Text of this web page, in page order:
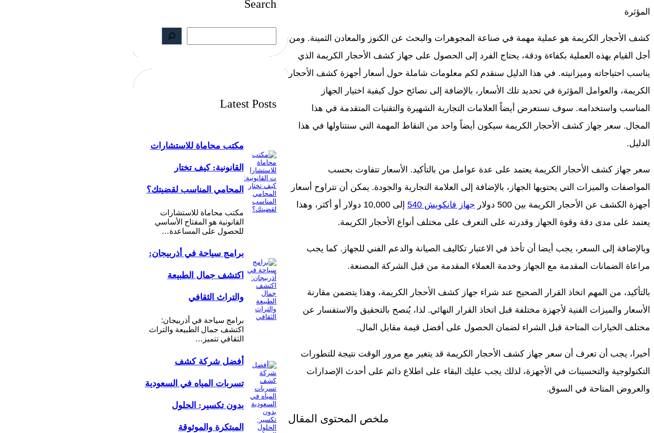
المؤثرة
كشف الأحجار الكريمة هو عملية مهمة في صناعة المجوهرات والبحث عن الكنوز والمعادن الثمينة. ومن
أجل القيام بهذه العملية بكفاءة ودقة، يحتاج الفرد إلى الحصول على جهاز كشف الأحجار الكريمة الذي
يناسب احتياجاته وميزانيته. في هذا الدليل سنقدم لكم معلومات شاملة حول أسعار أجهزة كشف الأحجار
الكريمة، والعوامل المؤثرة في تحديد تلك الأسعار، بالإضافة إلى نصائح حول كيفية اختيار الجهاز
المناسب واستخدامه. سوف نستعرض أيضاً العلامات التجارية الشهيرة والتقنيات المتقدمة في هذا
المجال. سعر جهاز كشف الأحجار الكريمة سيكون أيضاً واحد من النقاط المهمة التي سنتناولها في هذا
الدليل.
سعر جهاز كشف الأحجار الكريمة يعتمد على عدة عوامل من بالتأكيد. الأسعار تتفاوت بحسب
المواصفات والميزات التي يحتويها الجهاز، بالإضافة إلى العلامة التجارية والجودة. يمكن أن تتراوح أسعار
أجهزة الكشف عن الأحجار الكريمة بين 500 دولار
جهاز فانكويش 540
إلى 10,000 دولار أو أكثر، وهذا
يعتمد على مدى دقة وقوة الجهاز وقدرته على التعرف على مختلف أنواع الأحجار الكريمة.
وبالإضافة إلى السعر، يجب أيضا أن تأخذ في الاعتبار تكاليف الصيانة والدعم الفني للجهاز. كما يجب
مراعاة الضمانات المقدمة مع الجهاز وخدمة العملاء المقدمة من قبل الشركة المصنعة.
بالتأكيد، من المهم اتخاذ القرار الصحيح عند شراء جهاز كشف الأحجار الكريمة، وهذا يتضمن مقارنة
الأسعار والميزات الفنية لأجهزة مختلفة قبل اتخاذ القرار النهائي. لذا، يُنصح بالتحقيق والاستفسار عن
مختلف الخيارات المتاحة قبل الشراء لضمان الحصول على أفضل قيمة مقابل المال.
أخيرا، يجب أن تعرف أن سعر جهاز كشف الأحجار الكريمة قد يتغير مع مرور الوقت نتيجة للتطورات
التكنولوجية والتحسينات في الأجهزة، لذلك يجب عليك البقاء على اطلاع دائم على أحدث الإصدارات
والعروض المتاحة في السوق.
ملخص المحتوى المقال
Search
a
r
Latest Posts
مكتب محاماة للاستشارات
القانونية: كيف تختار
المحامي المناسب لقضيتك؟
مكتب محاماة للاستشارات
القانونية هو المفتاح الأساسي
للحصول على المساعدة…
برامج سياحة في أذربيجان:
اكتشف جمال الطبيعة
والتراث الثقافي
برامج سياحة في أذربيجان:
اكتشف جمال الطبيعة والتراث
الثقافي تتميز…
أفضل شركة كشف
تسربات المياه في السعودية
بدون تكسير: الحلول
المبتكرة والموثوقة